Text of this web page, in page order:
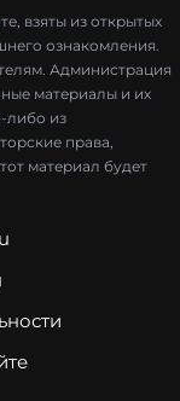
взяты из открытых
ознакомления.
Администрация
материалы и их
либо из
права,
материал будет